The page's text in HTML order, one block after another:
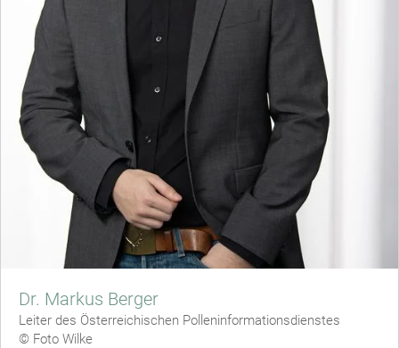
Dr. Markus Berger
Leiter des Österreichischen Polleninformationsdienstes
© Foto Wilke